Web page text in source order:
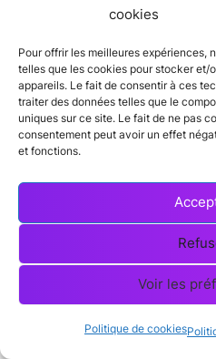
cookies
Pour offrir les meilleures expériences,
telles que les cookies pour stocker et/
appareils. Le fait de consentir à ces
traiter des données telles que le
uniques sur ce site. Le fait de ne pas
consentement peut avoir un effet
et fonctions.
Voir les
Politique de cookies
Powered by